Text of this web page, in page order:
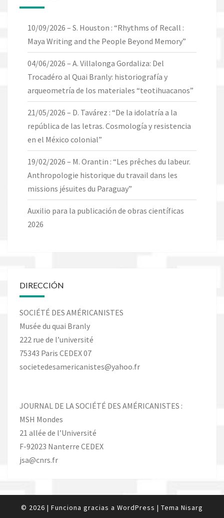
10/09/2026 – S. Houston : “Rhythms of Recall :
Maya Writing and the People Beyond Memory”
04/06/2026 – A. Villalonga Gordaliza: Del
Trocadéro al Quai Branly: historiografía y
arqueometría de los materiales “teotihuacanos”
21/05/2026 – D. Tavárez : “De la idolatría a la
república de las letras. Cosmología y resistencia
en el México colonial”
19/02/2026 – M. Orantin : “Les prêches du labeur.
Anthropologie historique du travail dans les
missions jésuites du Paraguay”
Auxilio para la publicación de obras científicas
2026
DIRECCIÓN
SOCIÉTÉ DES AMÉRICANISTES
Musée du quai Branly
222 rue de l’université
75343 Paris CEDEX 07
societedesamericanistes@yahoo.fr
JOURNAL DE LA SOCIÉTÉ DES AMÉRICANISTES :
MSH Mondes
21 allée de l’Université
F-92023 Nanterre CEDEX
jsa@cnrs.fr
© 2026 | Funciona gracias a WordPress | Tema Nisarg